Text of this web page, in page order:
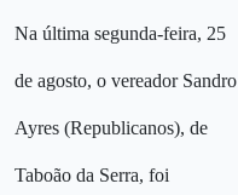
Na última segunda-feira, 25
de agosto, o vereador Sandro
Ayres (Republicanos), de
Taboão da Serra, foi